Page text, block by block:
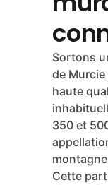
une
Sortons